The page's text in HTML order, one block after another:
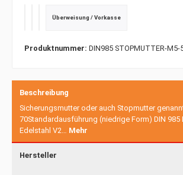
Überweisung / Vorkasse
Produktnummer: DIN985 STOPMUTTER-M5-
Beschreibung
Sicherungsmutter oder auch Stopmutter
70Standardausführung (niedrige Form) DIN 985
Edelstahl V2… Mehr
Hersteller